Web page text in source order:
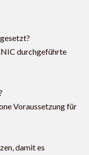
durchgeführte
Voraussetzung für
damit es